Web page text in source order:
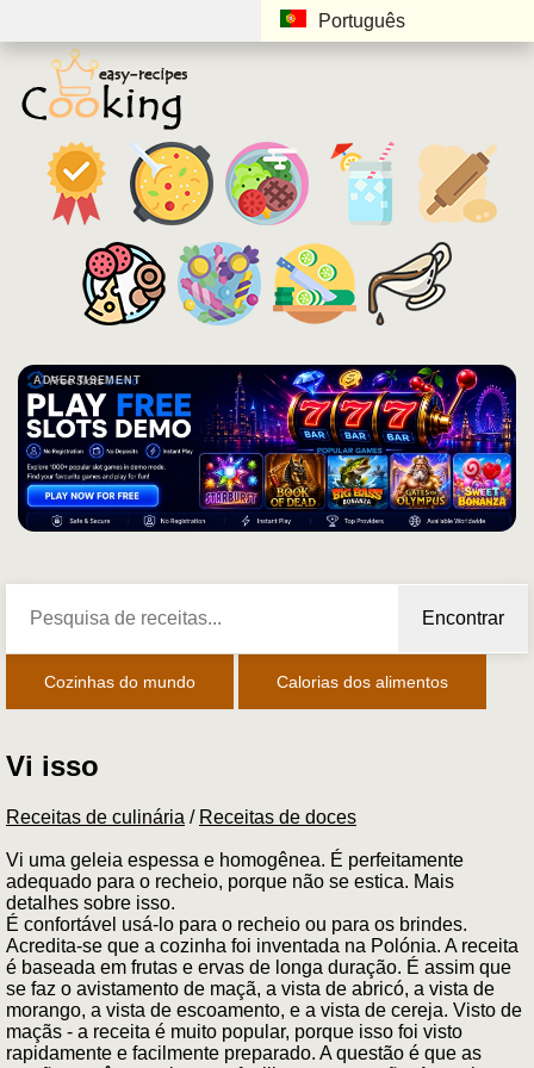
Português
ADVERTISEMENT
Encontrar
Cozinhas do mundo Calorias dos alimentos
Vi isso
Receitas de culinária / Receitas de doces
Vi uma geleia espessa e homogênea. É perfeitamente
adequado para o recheio, porque não se estica. Mais
detalhes sobre isso.
É confortável usá-lo para o recheio ou para os brindes.
Acredita-se que a cozinha foi inventada na Polónia. A receita
é baseada em frutas e ervas de longa duração. É assim que
se faz o avistamento de maçã, a vista de abricó, a vista de
morango, a vista de escoamento, e a vista de cereja. Visto de
maçãs - a receita é muito popular, porque isso foi visto
rapidamente e facilmente preparado. A questão é que as